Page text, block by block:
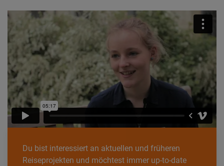
Du bist interessiert an aktuellen und früheren
Reiseprojekten und möchtest immer up-to-date